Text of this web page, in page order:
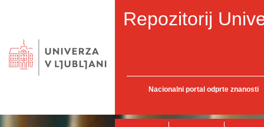
Repozitorij
Nacionalni portal odprte znanosti